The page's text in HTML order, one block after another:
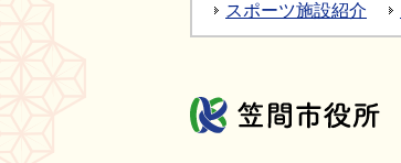
スポーツ施設紹介